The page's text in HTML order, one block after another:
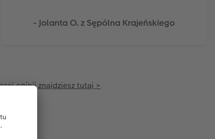
- Jolanta O. z Sępólna Krajeńskiego
opinii znajdziesz tutaj >